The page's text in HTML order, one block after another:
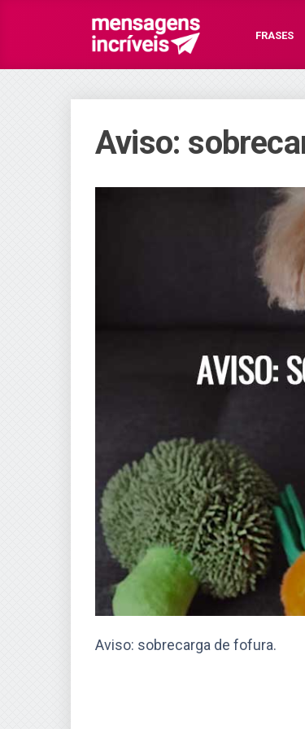
FRASES
Aviso:
Aviso: sobrecarga de fofura.